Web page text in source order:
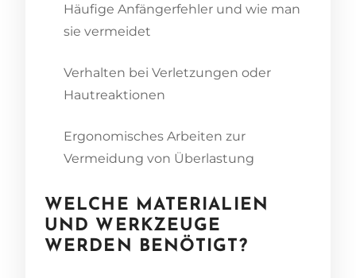
Häufige Anfängerfehler und wie man
sie vermeidet
Verhalten bei Verletzungen oder
Hautreaktionen
Ergonomisches Arbeiten zur
Vermeidung von Überlastung
WELCHE MATERIALIEN
UND WERKZEUGE
WERDEN BENÖTIGT?